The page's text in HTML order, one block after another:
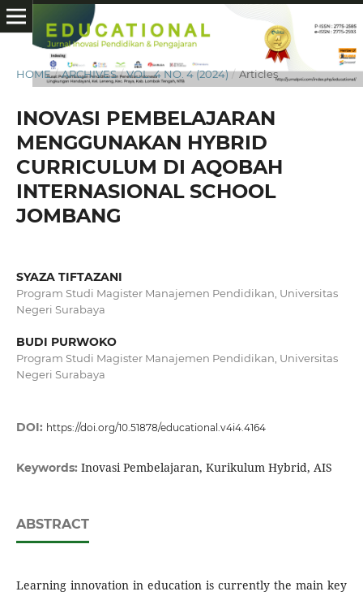
HOME / ARCHIVES / VOL. 4 NO. 4 (2024) / Articles
INOVASI PEMBELAJARAN
MENGGUNAKAN HYBRID
CURRICULUM DI AQOBAH
INTERNASIONAL SCHOOL
JOMBANG
SYAZA TIFTAZANI
Program Studi Magister Manajemen Pendidikan, Universitas
Negeri Surabaya
BUDI PURWOKO
Program Studi Magister Manajemen Pendidikan, Universitas
Negeri Surabaya
DOI: https://doi.org/10.51878/educational.v4i4.4164
Keywords: Inovasi Pembelajaran, Kurikulum Hybrid, AIS
ABSTRACT
Learning innovation in education is currently the main key